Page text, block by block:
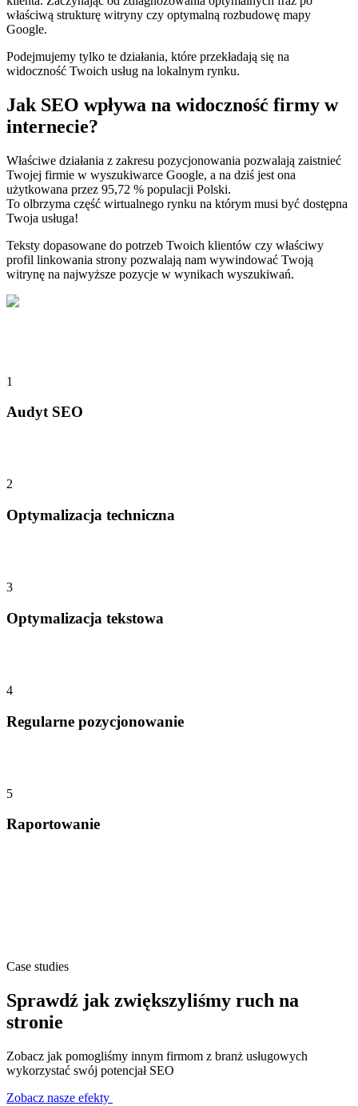
właściwą strukturę witryny czy optymalną rozbudowę mapy
Google.
Podejmujemy tylko te działania, które przekładają się na
widoczność Twoich usług na lokalnym rynku.
Jak SEO wpływa na widoczność firmy w
internecie?
Właściwe działania z zakresu pozycjonowania pozwalają zaistnieć
Twojej firmie w wyszukiwarce Google, a na dziś jest ona
użytkowana przez 95,72 % populacji Polski.
To olbrzyma część wirtualnego rynku na którym musi być dostępna
Twoja usługa!
Teksty dopasowane do potrzeb Twoich klientów czy właściwy
profil linkowania strony pozwalają nam wywindować Twoją
witrynę na najwyższe pozycje w wynikach wyszukiwań.
1
Audyt SEO
2
Optymalizacja techniczna
3
Optymalizacja tekstowa
4
Regularne pozycjonowanie
5
Raportowanie
Case studies
Sprawdź jak zwiększyliśmy ruch na
stronie
Zobacz jak pomogliśmy innym firmom z branż usługowych
wykorzystać swój potencjał SEO
Zobacz nasze efekty